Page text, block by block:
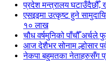
प्रदेश मन्त्रालय घटाउँदैछौँ,
एसइइमा उत्कृष्ट हुने
१० लाख
चौध वर्षमुनिको पाँचौँ अर्चले
आज देशैभर सोनाम ल्होसार
नेकपा बहुमतका नेताहरुसँग